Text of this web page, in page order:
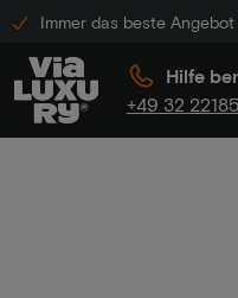
Immer das beste Angebot
Hilfe
+49 32